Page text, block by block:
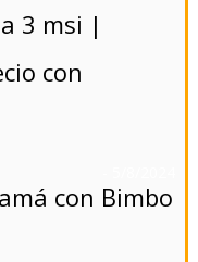
3 msi |
con
con Bimbo